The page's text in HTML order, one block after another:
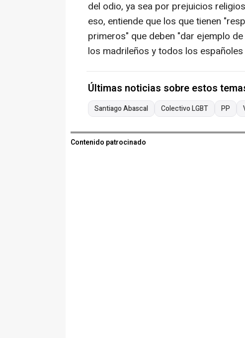
del odio, ya sea por prejuicios
eso, entiende que los que tienen
primeros" que deben "dar ejemplo
los madrileños y todos los
Últimas noticias sobre estos
Santiago Abascal Colectivo LGBT PP
Contenido patrocinado